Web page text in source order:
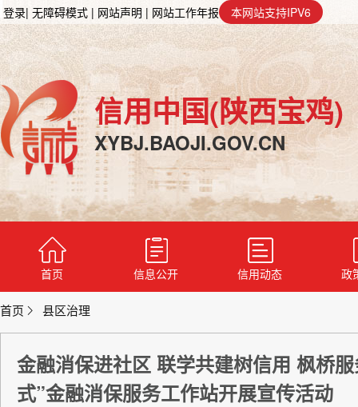
登录| 无障碍模式 | 网站声明 | 网站工作年报 本网站支持IPV6
信用中国(陕西宝鸡)
XYBJ.BAOJI.GOV.CN
首页 信息公开 信用动态 政
首页 县区治理
金融消保进社区 联学共建树信用 枫桥
式”金融消保服务工作站开展宣传活动